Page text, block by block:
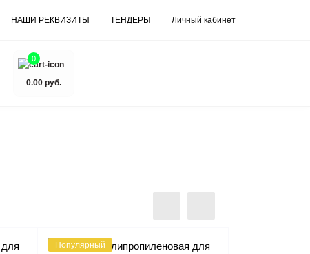
НАШИ РЕКВИЗИТЫ ТЕНДЕРЫ Личный кабинет
0
0.00 руб.
Популярный